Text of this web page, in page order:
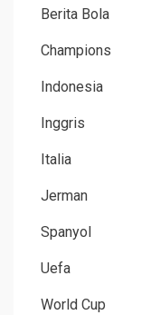
Berita Bola
Champions
Indonesia
Inggris
Italia
Jerman
Spanyol
Uefa
World Cup